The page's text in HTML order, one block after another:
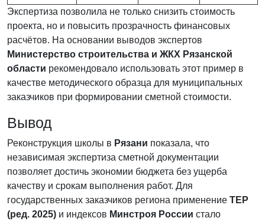
Экспертиза позволила не только снизить стоимость
проекта, но и повысить прозрачность финансовых
расчётов. На основании выводов экспертов
Министерство строительства и ЖКХ Рязанской
области рекомендовало использовать этот пример в
качестве методического образца для муниципальных
заказчиков при формировании сметной стоимости.
Вывод
Реконструкция школы в Рязани показала, что
независимая экспертиза сметной документации
позволяет достичь экономии бюджета без ущерба
качеству и срокам выполнения работ. Для
государственных заказчиков региона применение ТЕР
(ред. 2025) и индексов Минстроя России стало